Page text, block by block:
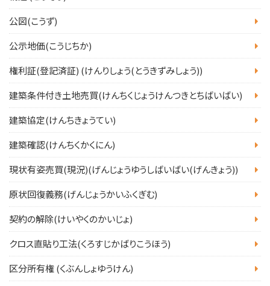
公図(こうず)
公示地価(こうじちか)
権利証(登記済証) (けんりしょう(とうきずみしょう))
建築条件付き土地売買(けんちくじょうけんつきとちばいばい)
建築協定(けんちきょうてい)
建築確認(けんちくかくにん)
現状有姿売買(現況)(げんじょうゆうしばいばい(げんきょう))
原状回復義務(げんじょうかいふくぎむ)
契約の解除(けいやくのかいじょ)
クロス直貼り工法(くろすじかばりこうほう)
区分所有権 (くぶんしょゆうけん)